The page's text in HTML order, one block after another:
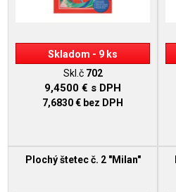
Skladom - 9 ks
Skl.č 702
9,4500 € s DPH
7,6830 € bez DPH
Plochý štetec č. 2 "Milan"